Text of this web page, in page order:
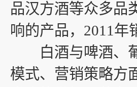
品汉方酒等众多品
响的产品，2011年
白酒与啤酒、葡
模式、营销策略方